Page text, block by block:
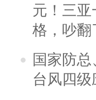
元！三
格，吵翻
国家防
台风四级